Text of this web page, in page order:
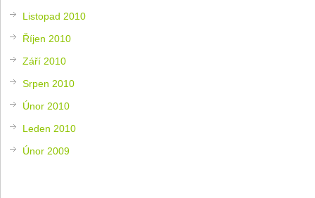
Listopad 2010
Říjen 2010
Září 2010
Srpen 2010
Únor 2010
Leden 2010
Únor 2009